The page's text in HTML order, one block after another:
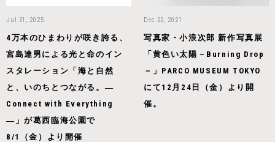
Jul 31, 2025
4万本のひまわりが咲き誇る、
宮島達男による光と命のイン
スタレーション「海と自然
と、いのちとつながる。―
Connect with Everything
―」が葛西臨海公園で
8/1（金）より開催
Dec 22, 2021
写真家・小浪次郎 新作写真展
「黄色い太陽－Burning Drop
－」PARCO MUSEUM TOKYO
にて12月24日（金）より開
催。